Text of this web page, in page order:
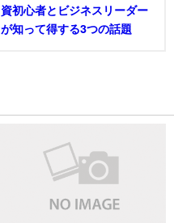
資初心者とビジネスリーダー
が知って得する3つの話題